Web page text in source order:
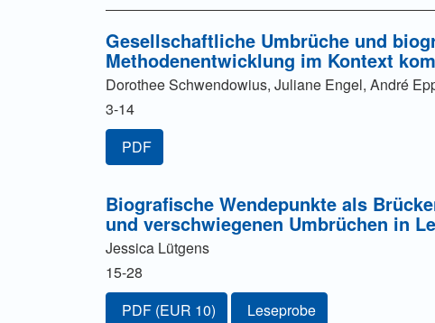
Gesellschaftliche Umbrüche und
Methodenentwicklung im Kontext
Dorothee Schwendowius, Juliane Engel, André
3-14
PDF
Biografische Wendepunkte als
und verschwiegenen Umbrüchen in
Jessica Lütgens
15-28
Zugang für Abonnent/innen oder durch Zahlung
PDF (EUR 10) Leseprobe